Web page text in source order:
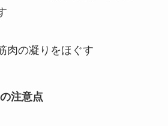
肉の凝りをほぐす
注意点